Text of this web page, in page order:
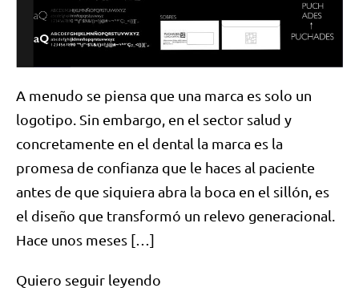
A menudo se piensa que una marca es solo un
logotipo. Sin embargo, en el sector salud y
concretamente en el dental la marca es la
promesa de confianza que le haces al paciente
antes de que siquiera abra la boca en el sillón, es
el diseño que transformó un relevo generacional.
Hace unos meses […]
Quiero seguir leyendo